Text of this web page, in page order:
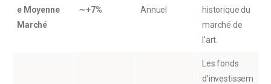
e Moyenne
Marché
∼+7% Annuel
historique du
marché de
l’art.
Les fonds
d’investissem